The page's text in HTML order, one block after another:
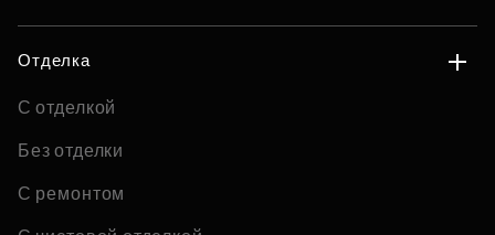
Отделка
С отделкой
Без отделки
С ремонтом